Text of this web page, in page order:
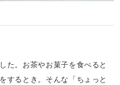
た。お茶やお菓子を食べると
するとき。そんな「ちょっと